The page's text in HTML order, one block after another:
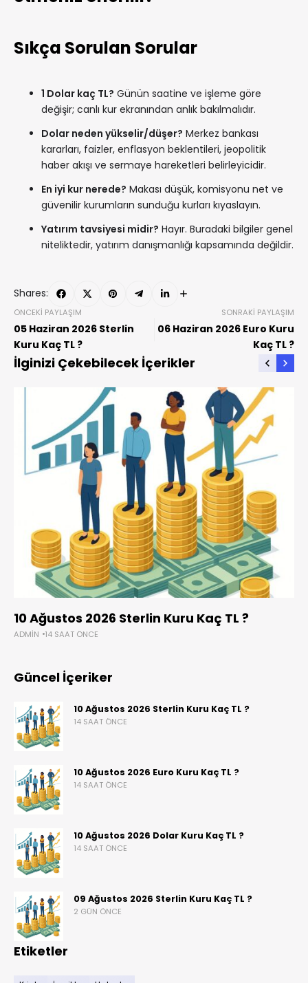
Sıkça Sorulan Sorular
1 Dolar kaç TL? Günün saatine ve işleme göre
değişir; canlı kur ekranından anlık bakılmalıdır.
Dolar neden yükselir/düşer? Merkez bankası
kararları, faizler, enflasyon beklentileri, jeopolitik
haber akışı ve sermaye hareketleri belirleyicidir.
En iyi kur nerede? Makası düşük, komisyonu net ve
güvenilir kurumların sunduğu kurları kıyaslayın.
Yatırım tavsiyesi midir? Hayır. Buradaki bilgiler genel
niteliktedir, yatırım danışmanlığı kapsamında değildir.
Shares:
ÖNCEKI PAYLAŞIM
05 Haziran 2026 Sterlin
Kuru Kaç TL ?
SONRAKI PAYLAŞIM
06 Haziran 2026 Euro Kuru
Kaç TL ?
İlginizi Çekebilecek İçerikler
10 Ağustos 2026 Sterlin Kuru Kaç TL ?
ADMIN 14 SAAT ÖNCE
Güncel İçeriker
10 Ağustos 2026 Sterlin Kuru Kaç TL ?
14 SAAT ÖNCE
10 Ağustos 2026 Euro Kuru Kaç TL ?
14 SAAT ÖNCE
10 Ağustos 2026 Dolar Kuru Kaç TL ?
14 SAAT ÖNCE
09 Ağustos 2026 Sterlin Kuru Kaç TL ?
2 GÜN ÖNCE
Etiketler